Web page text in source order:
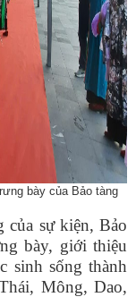
bày của Bảo tàng
của sự kiện, Bảo
bày, giới thiệu
sinh sống thành
Mông, Dao,